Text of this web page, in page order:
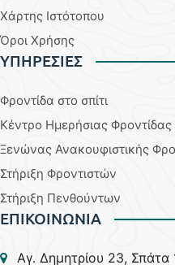
Χάρτης Ιστότοπου
Όροι Χρήσης
YΠΗΡΕΣΙΕΣ
Φροντίδα στο σπίτι
Κέντρο Ημερήσιας
Ξενώνας Ανακουφιστικής
Στήριξη Φροντιστών
Στήριξη Πενθούντων
ΕΠΙΚΟΙΝΩΝΙΑ
Aγ. Δημητρίου 23,